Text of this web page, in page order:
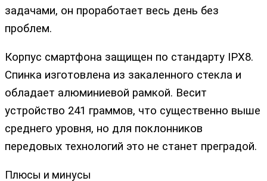
задачами, он проработает весь день без
проблем.
Корпус смартфона защищен по стандарту IPX8.
Спинка изготовлена из закаленного стекла и
обладает алюминиевой рамкой. Весит
устройство 241 граммов, что существенно выше
среднего уровня, но для поклонников
передовых технологий это не станет преградой.
Плюсы и минусы